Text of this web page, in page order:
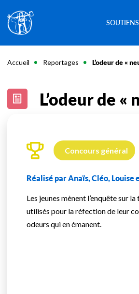
Accueil Reportages L’odeur de «
L’odeur de «
Concours général
Réalisé par Anaïs, Cléo, Louise
Les jeunes mènent l’enquête sur
utilisés pour la réfection de leur
odeurs qui en émanent.